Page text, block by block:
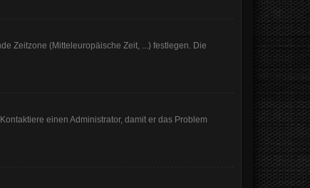
Zeitzone (Mitteleuropäische Zeit, ...) festlegen. Die
einen Administrator, damit er das Problem